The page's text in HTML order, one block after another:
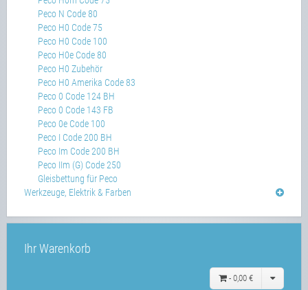
Peco N Code 80
Peco H0 Code 75
Peco H0 Code 100
Peco H0e Code 80
Peco H0 Zubehör
Peco H0 Amerika Code 83
Peco 0 Code 124 BH
Peco 0 Code 143 FB
Peco 0e Code 100
Peco I Code 200 BH
Peco Im Code 200 BH
Peco IIm (G) Code 250
Gleisbettung für Peco
Werkzeuge, Elektrik & Farben
Ihr Warenkorb
- 0,00 €